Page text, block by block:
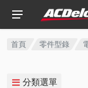
首頁 零件型錄
分類選單